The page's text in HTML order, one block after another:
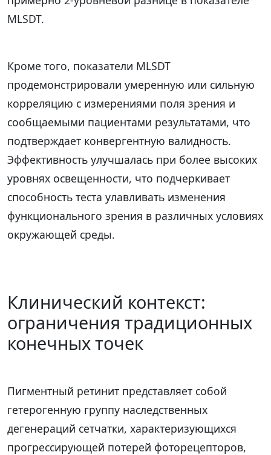
MLSDT.
Кроме того, показатели MLSDT
продемонстрировали умеренную или сильную
корреляцию с измерениями поля зрения и
сообщаемыми пациентами результатами, что
подтверждает конвергентную валидность.
Эффективность улучшалась при более высоких
уровнях освещенности, что подчеркивает
способность теста улавливать изменения
функционального зрения в различных условиях
окружающей среды.
Клинический контекст:
ограничения традиционных
конечных точек
Пигментный ретинит представляет собой
гетерогенную группу наследственных
дегенераций сетчатки, характеризующихся
прогрессирующей потерей фоторецепторов,